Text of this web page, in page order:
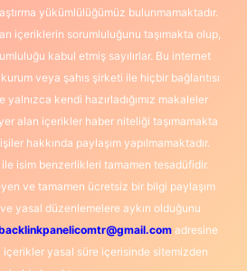
yükümlülüğümüz bulunmamaktadır.
içeriklerin sorumluluğunu taşımakta olup,
kabul etmiş sayılırlar. Bu internet
veya şahıs şirketi ile hiçbir bağlantısı
yalnızca kendi hazırladığımız makaleler
alan içerikler haber niteliği taşımamakta
hakkında paylaşım yapılmamaktadır.
isim benzerlikleri tamamen tesadüfidir.
ve tamamen ücretsiz bir bilgi paylaşım
yasal düzenlemelere aykırı olduğunu
adresine
yasal süre içerisinde sitemizden